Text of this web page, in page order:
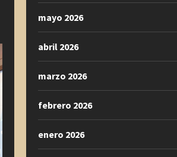
mayo 2026
abril 2026
marzo 2026
febrero 2026
enero 2026